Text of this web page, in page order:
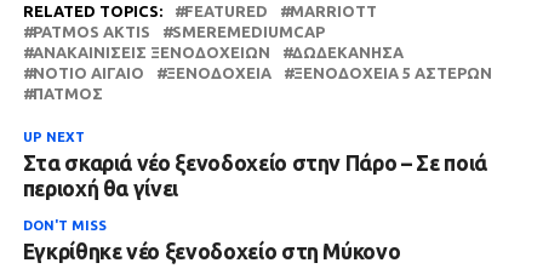
RELATED TOPICS: FEATURED
MARRIOTT
PATMOS AKTIS
SMEREMEDIUMCAP
ΑΝΑΚΑΙΝΊΣΕΙΣ ΞΕΝΟΔΟΧΕΊΩΝ
ΔΩΔΕΚΆΝΗΣΑ
ΝΌΤΙΟ ΑΙΓΑΊΟ
ΞΕΝΟΔΟΧΕΊΑ
ΞΕΝΟΔΟΧΕΊΑ 5 ΑΣΤΈΡΩΝ
ΠΆΤΜΟΣ
UP NEXT
Στα σκαριά νέο ξενοδοχείο στην Πάρο – Σε ποιά
περιοχή θα γίνει
DON'T MISS
Εγκρίθηκε νέο ξενοδοχείο στη Μύκονο